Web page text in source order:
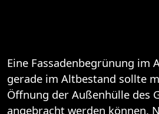
Eine Fassadenbegrünung im
gerade im Altbestand sollte
Öffnung der Außenhülle des
angebracht werden können.